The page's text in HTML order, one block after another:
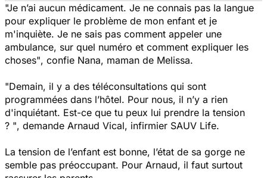
"Je n’ai aucun médicament. Je ne connais pas la langue
pour expliquer le problème de mon enfant et je
m'inquiète. Je ne sais pas comment appeler une
ambulance, sur quel numéro et comment expliquer les
choses", confie Nana, maman de Melissa.
"Demain, il y a des téléconsultations qui sont
programmées dans l’hôtel. Pour nous, il n’y a rien
d'inquiétant. Est-ce que tu peux lui prendre la tension
? ", demande Arnaud Vical, infirmier SAUV Life.
La tension de l’enfant est bonne, l’état de sa gorge ne
semble pas préoccupant. Pour Arnaud, il faut surtout